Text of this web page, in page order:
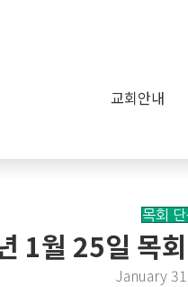
교회안내
목회
1월 25일 목
January